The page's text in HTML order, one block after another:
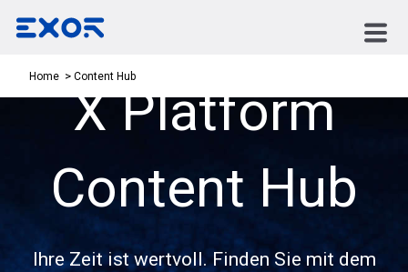
Home Content Hub
X Platform
Content Hub
Ihre Zeit ist wertvoll. Finden Sie mit dem